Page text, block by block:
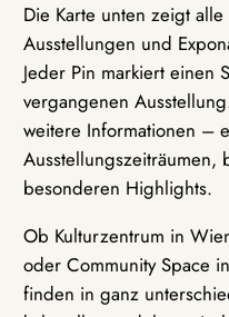
Die Karte unten zeigt
Ausstellungen und
Jeder Pin markiert einen
vergangenen
weitere Informationen –
Ausstellungszeiträumen,
besonderen Highlights.
Ob Kulturzentrum in
oder Community Space
finden in ganz